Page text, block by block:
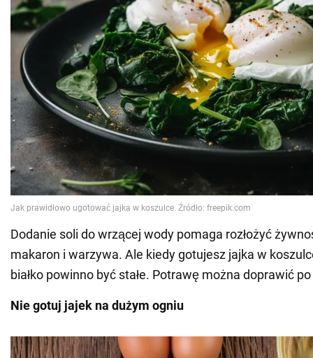
Dodanie soli do wrzącej wody pomaga rozłożyć
makaron i warzywa. Ale kiedy gotujesz jajka w
białko powinno być stałe. Potrawę można doprawić
Nie gotuj jajek na dużym ogniu